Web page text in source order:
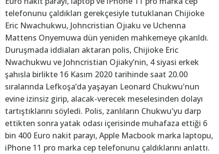
telefonunu çaldıkları gerekçesiyle tutuklanan Chijioke
Eric Nwachukwu, Johncristian Ojıaku ve Uchenna
Mattens Onyemuwa dün yeniden mahkemeye çıkarıldı.
Duruşmada iddiaları aktaran polis, Chijioke Eric
Nwachukwu ve Johncristian Ojiaky’nin, 4 siyasi erkek
şahısla birlikte 16 Kasım 2020 tarihinde saat 20.00
sıralarında Lefkoşa’da yaşayan Leonard Chukwu'nun
evine izinsiz girip, alacak-verecek meselesinden dolayı
tartıştıklarını söyledi. Polis, zanlıların Chukwu'yu darp
ettikten sonra yatak odası içerisinde muhafaza ettiği 6
bin 400 Euro nakit parayı, Apple Macbook marka laptopu,
iPhone 11 pro marka cep telefonunu çaldıklarını anlattı.